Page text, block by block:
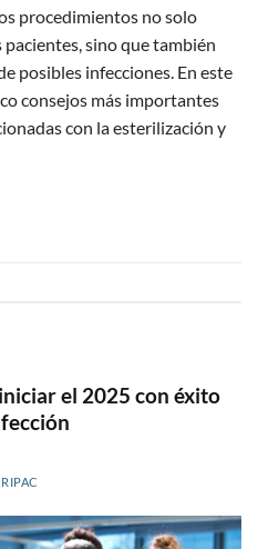
procedimientos no solo
sino que también
posibles infecciones. En este
consejos más importantes
con la esterilización y
el 2025 con éxito